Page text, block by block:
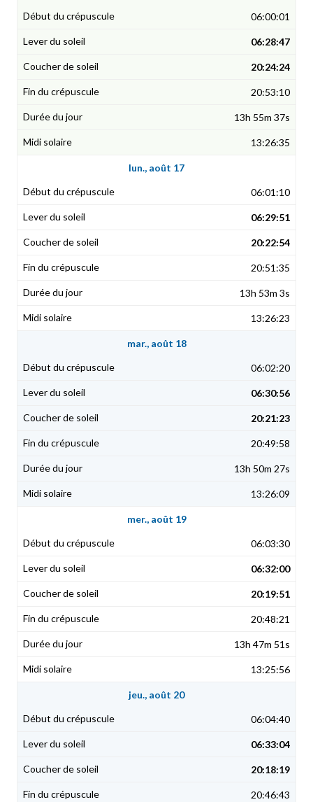
06:00:01
06:28:47
20:24:24
20:53:10
13h 55m 37s
13:26:35
lun., août 17
06:01:10
06:29:51
20:22:54
20:51:35
13h 53m 3s
13:26:23
mar., août 18
06:02:20
06:30:56
20:21:23
20:49:58
13h 50m 27s
13:26:09
mer., août 19
06:03:30
06:32:00
20:19:51
20:48:21
13h 47m 51s
13:25:56
jeu., août 20
06:04:40
06:33:04
20:18:19
20:46:43